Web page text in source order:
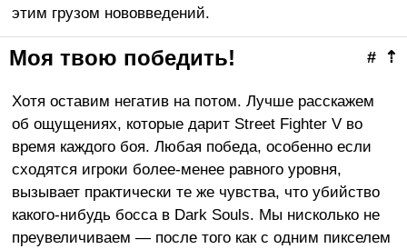
этим грузом нововведений.
⇡
#
Моя твою победить!
Хотя оставим негатив на потом. Лучше расскажем
об ощущениях, которые дарит Street Fighter V во
время каждого боя. Любая победа, особенно если
сходятся игроки более-менее равного уровня,
вызывает практически те же чувства, что убийство
какого-нибудь босса в Dark Souls. Мы нисколько не
преувеличиваем — после того как с одним пикселем